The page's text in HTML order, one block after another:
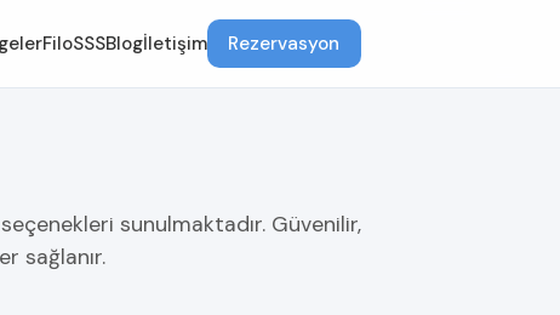
FiloSSSBlogİletişim Rezervasyon
sunulmaktadır. Güvenilir,
sağlanır.